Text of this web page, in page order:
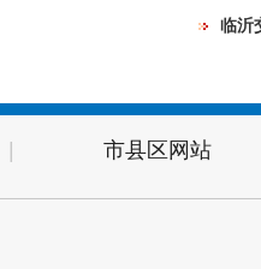
临沂
市县区网站